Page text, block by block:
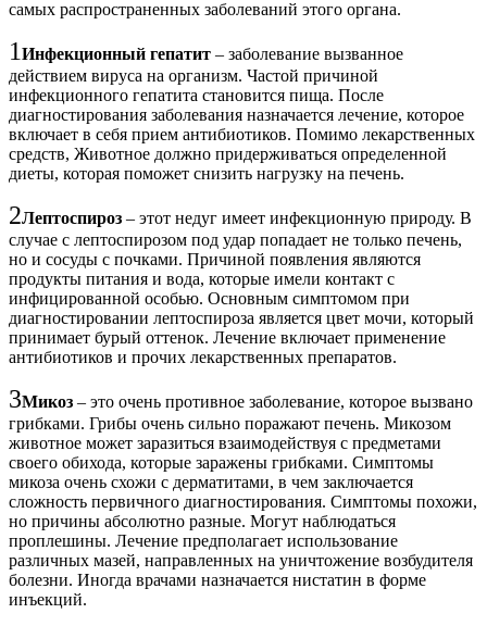
самых распространенных заболеваний этого органа.
1Инфекционный гепатит – заболевание вызванное
действием вируса на организм. Частой причиной
инфекционного гепатита становится пища. После
диагностирования заболевания назначается лечение, которое
включает в себя прием антибиотиков. Помимо лекарственных
средств, Животное должно придерживаться определенной
диеты, которая поможет снизить нагрузку на печень.
2Лептоспироз – этот недуг имеет инфекционную природу. В
случае с лептоспирозом под удар попадает не только печень,
но и сосуды с почками. Причиной появления являются
продукты питания и вода, которые имели контакт с
инфицированной особью. Основным симптомом при
диагностировании лептоспироза является цвет мочи, который
принимает бурый оттенок. Лечение включает применение
антибиотиков и прочих лекарственных препаратов.
3Микоз – это очень противное заболевание, которое вызвано
грибками. Грибы очень сильно поражают печень. Микозом
животное может заразиться взаимодействуя с предметами
своего обихода, которые заражены грибками. Симптомы
микоза очень схожи с дерматитами, в чем заключается
сложность первичного диагностирования. Симптомы похожи,
но причины абсолютно разные. Могут наблюдаться
проплешины. Лечение предполагает использование
различных мазей, направленных на уничтожение возбудителя
болезни. Иногда врачами назначается нистатин в форме
инъекций.